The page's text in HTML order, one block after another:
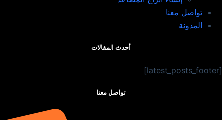
تواصل معنا
المدونة
أحدث المقالات
[latest_posts_footer]
تواصل معنا